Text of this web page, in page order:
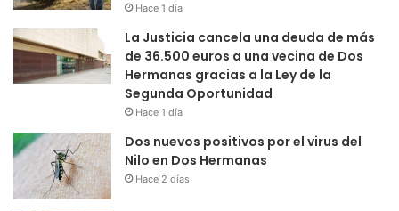
Hace 1 día
La Justicia cancela una deuda de más
de 36.500 euros a una vecina de Dos
Hermanas gracias a la Ley de la
Segunda Oportunidad
Hace 1 día
Dos nuevos positivos por el virus del
Nilo en Dos Hermanas
Hace 2 días